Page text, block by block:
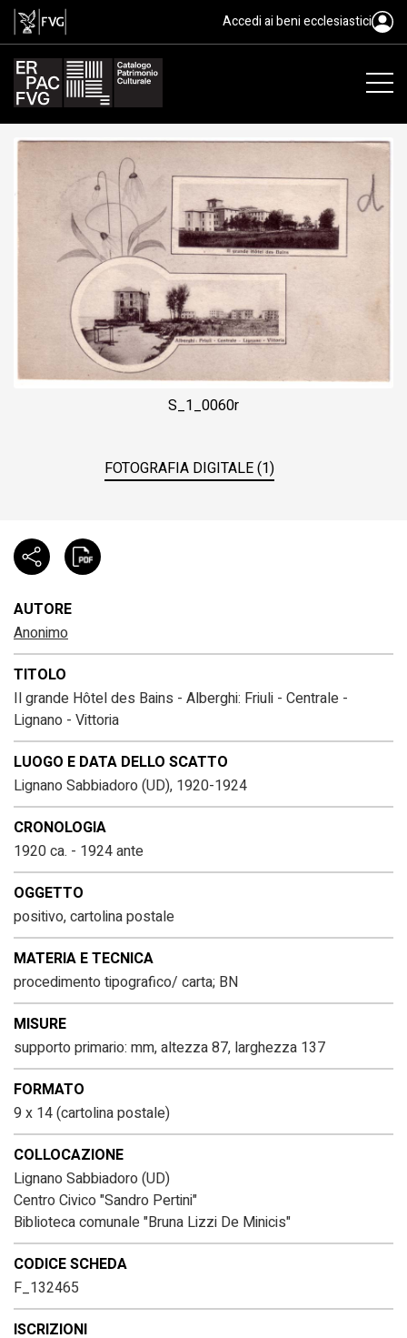
procedimento tipografico/
Accedi ai beni ecclesiastici
S_1_0060r
FOTOGRAFIA DIGITALE (1)
AUTORE
Anonimo
TITOLO
Il grande Hôtel des Bains - Alberghi: Friuli - Centrale -
Lignano - Vittoria
LUOGO E DATA DELLO SCATTO
Lignano Sabbiadoro (UD), 1920-1924
CRONOLOGIA
1920 ca. - 1924 ante
OGGETTO
positivo, cartolina postale
MATERIA E TECNICA
procedimento tipografico/ carta; BN
MISURE
supporto primario: mm, altezza 87, larghezza 137
FORMATO
9 x 14 (cartolina postale)
COLLOCAZIONE
Lignano Sabbiadoro (UD)
Centro Civico "Sandro Pertini"
Biblioteca comunale "Bruna Lizzi De Minicis"
CODICE SCHEDA
F_132465
ISCRIZIONI